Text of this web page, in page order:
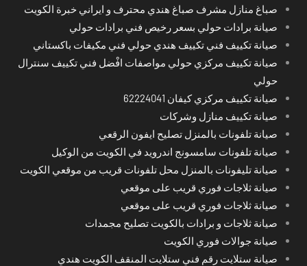
صباغ منازل مشرف صباغ هندي محترف و ايراني خبرة الكويت
صيانة برادات حولي بسعر رخيص فني برادات حولي
صيانة تكييف فني تكييف هندي حولي فني مكيفات باكستاني
صيانة تكييف مركزي حولي مواصفات افْضل فني تكييف سنترال
حولي
صيانة تكييف مركزي كيفان 62224041
صيانة تكييف منازل وشركات
صيانة تلفونات بالمنزل تصليح ايفون الرقعي
صيانة تلفونات سامسونج اندرويد في الكويت من الوكيل
صيانة تليفونات بالمنزل محل تلفونات قريب من موقعي الكويت
صيانة ثلاجات فوري قريب على موقعي
صيانة ثلاجات فوري قريب على موقعي
صيانة ثلاجات و برادات بالكويت تصليح مجمدات
صيانة جوالات فوري الكويت
صيانة ستلايت رقم فني ستلايت المنقف الكويت هندي